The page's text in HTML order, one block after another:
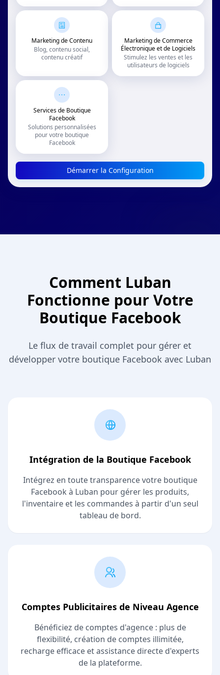
Marketing de Contenu
Blog, contenu social,
contenu créatif
Marketing de Commerce
Électronique et de Logiciels
Stimulez les ventes et les
utilisateurs de logiciels
Services de Boutique
Facebook
Solutions personnalisées
pour votre boutique
Facebook
Démarrer la Configuration
Comment Luban
Fonctionne pour Votre
Boutique Facebook
Le flux de travail complet pour gérer et
développer votre boutique Facebook avec Luban
Intégration de la Boutique Facebook
Intégrez en toute transparence votre boutique
Facebook à Luban pour gérer les produits,
l'inventaire et les commandes à partir d'un seul
tableau de bord.
Comptes Publicitaires de Niveau Agence
Bénéficiez de comptes d'agence : plus de
flexibilité, création de comptes illimitée,
recharge efficace et assistance directe d'experts
de la plateforme.